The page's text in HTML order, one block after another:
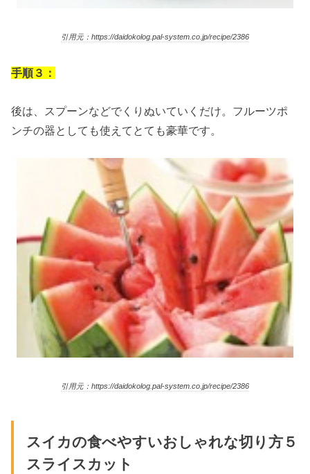
引用元：https://daidokolog.pal-system.co.jp/recipe/2386
手順３：
後は、スプーンなどでくりぬいていくだけ。フルーツポ
ンチの器としても使えてとても豪華です。
引用元：https://daidokolog.pal-system.co.jp/recipe/2386
スイカの食べやすいおしゃれな切り方５
スライスカット